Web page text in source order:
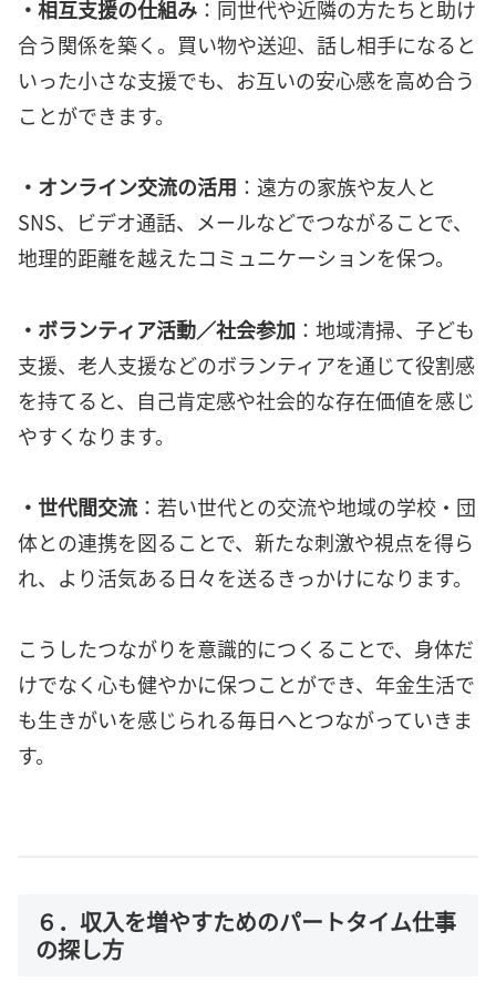
・相互支援の仕組み ：同世代や近隣の方たちと助け
合う関係を築く。買い物や送迎、話し相手になると
いった小さな支援でも、お互いの安心感を高め合う
ことができます。
・オンライン交流の活用 ：遠方の家族や友人と
SNS、ビデオ通話、メールなどでつながることで、
地理的距離を越えたコミュニケーションを保つ。
・ボランティア活動／社会参加 ：地域清掃、子ども
支援、老人支援などのボランティアを通じて役割感
を持てると、自己肯定感や社会的な存在価値を感じ
やすくなります。
・世代間交流 ：若い世代との交流や地域の学校・団
体との連携を図ることで、新たな刺激や視点を得ら
れ、より活気ある日々を送るきっかけになります。
こうしたつながりを意識的につくることで、身体だ
けでなく心も健やかに保つことができ、年金生活で
も生きがいを感じられる毎日へとつながっていきま
す。
６．収入を増やすためのパートタイム仕事
の探し方